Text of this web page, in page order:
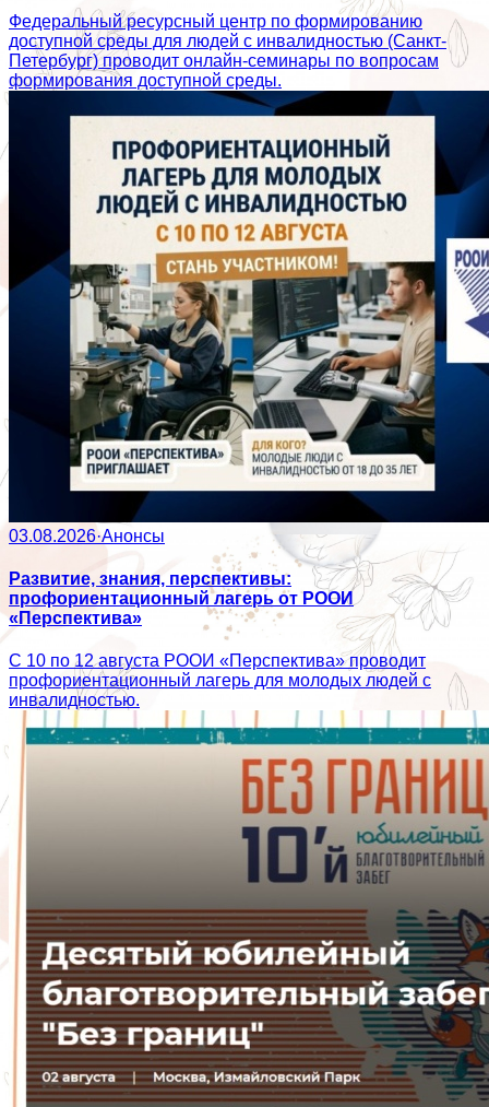
Федеральный ресурсный центр по формированию
доступной среды для людей с инвалидностью (Санкт-
Петербург) проводит онлайн-семинары по вопросам
формирования доступной среды.
03.08.2026·Анонсы
Развитие, знания, перспективы:
профориентационный лагерь от РООИ
«Перспектива»
С 10 по 12 августа РООИ «Перспектива» проводит
профориентационный лагерь для молодых людей с
инвалидностью.